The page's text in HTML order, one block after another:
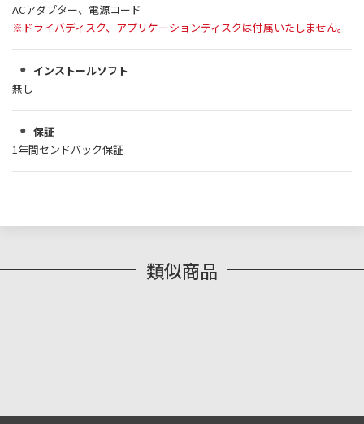
ACアダプター、電源コード
※ドライバディスク、アプリケーションディスクは付属いたしません。
インストールソフト
無し
保証
1年間センドバック保証
類似商品